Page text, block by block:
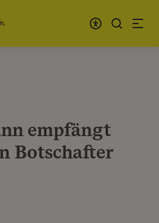
empfängt
Botschafter